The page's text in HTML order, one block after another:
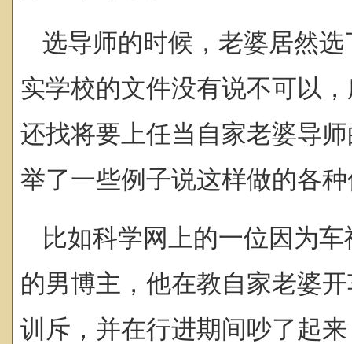
选导师的时候，老婆居然
实学校的文件没有说不可以
还找将要上任当自家老婆导
举了一些例子说这样做的各
比如科学网上的一位因为
的男博主，他在教自家老婆
训斥，并在行进期间吵了起